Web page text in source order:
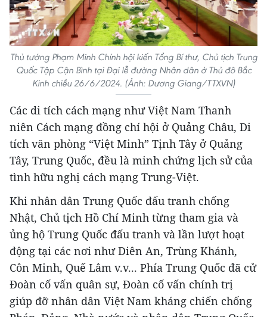
Thủ tướng Phạm Minh Chính hội kiến Tổng Bí thư, Chủ tịch Trung
Quốc Tập Cận Bình tại Đại lễ đường Nhân dân ở Thủ đô Bắc
Kinh chiều 26/6/2024. (Ảnh: Dương Giang/TTXVN)
Các di tích cách mạng như Việt Nam Thanh
niên Cách mạng đồng chí hội ở Quảng Châu, Di
tích văn phòng “Việt Minh” Tịnh Tây ở Quảng
Tây, Trung Quốc, đều là minh chứng lịch sử của
tình hữu nghị cách mạng Trung-Việt.
Khi nhân dân Trung Quốc đấu tranh chống
Nhật, Chủ tịch Hồ Chí Minh từng tham gia và
ủng hộ Trung Quốc đấu tranh và lần lượt hoạt
động tại các nơi như Diên An, Trùng Khánh,
Côn Minh, Quế Lâm v.v... Phía Trung Quốc đã cử
Đoàn cố vấn quân sự, Đoàn cố vấn chính trị
giúp đỡ nhân dân Việt Nam kháng chiến chống